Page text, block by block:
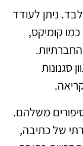
ניתן לעודד
קומיקס,
החברתיות.
סגנונות
משלהם.
של כתיבה,